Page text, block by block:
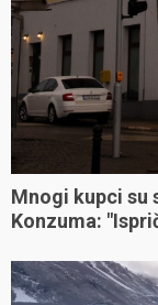
Mnogi kupci su
Konzuma: